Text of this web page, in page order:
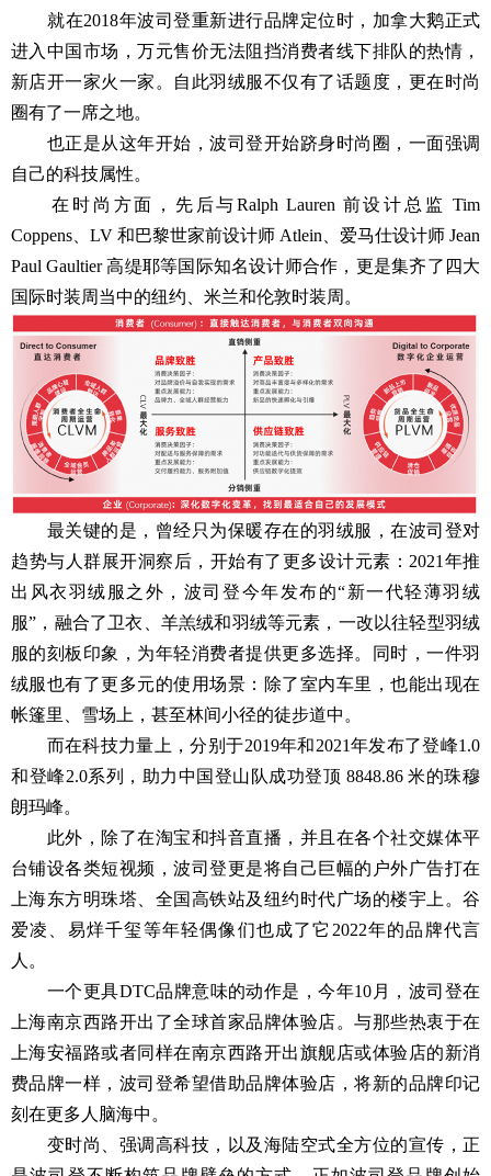
就在2018年波司登重新进行品牌定位时，加拿大鹅正式
进入中国市场，万元售价无法阻挡消费者线下排队的热情，
新店开一家火一家。自此羽绒服不仅有了话题度，更在时尚
圈有了一席之地。
也正是从这年开始，波司登开始跻身时尚圈，一面强调
自己的科技属性。
在时尚方面，先后与Ralph Lauren 前设计总监 Tim
Coppens、LV 和巴黎世家前设计师 Atlein、爱马仕设计师 Jean
Paul Gaultier 高缇耶等国际知名设计师合作，更是集齐了四大
国际时装周当中的纽约、米兰和伦敦时装周。
最关键的是，曾经只为保暖存在的羽绒服，在波司登对
趋势与人群展开洞察后，开始有了更多设计元素：2021年推
出风衣羽绒服之外，波司登今年发布的“新一代轻薄羽绒
服”，融合了卫衣、羊羔绒和羽绒等元素，一改以往轻型羽绒
服的刻板印象，为年轻消费者提供更多选择。同时，一件羽
绒服也有了更多元的使用场景：除了室内车里，也能出现在
帐篷里、雪场上，甚至林间小径的徒步道中。
而在科技力量上，分别于2019年和2021年发布了登峰1.0
和登峰2.0系列，助力中国登山队成功登顶 8848.86 米的珠穆
朗玛峰。
此外，除了在淘宝和抖音直播，并且在各个社交媒体平
台铺设各类短视频，波司登更是将自己巨幅的户外广告打在
上海东方明珠塔、全国高铁站及纽约时代广场的楼宇上。谷
爱凌、易烊千玺等年轻偶像们也成了它2022年的品牌代言
人。
一个更具DTC品牌意味的动作是，今年10月，波司登在
上海南京西路开出了全球首家品牌体验店。与那些热衷于在
上海安福路或者同样在南京西路开出旗舰店或体验店的新消
费品牌一样，波司登希望借助品牌体验店，将新的品牌印记
刻在更多人脑海中。
变时尚、强调高科技，以及海陆空式全方位的宣传，正